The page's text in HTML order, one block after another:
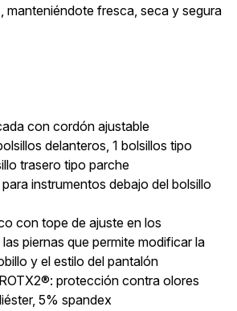
manteniéndote fresca, seca y segura
con cordón ajustable
delanteros, 1 bolsillos tipo
trasero tipo parche
instrumentos debajo del bolsillo
con tope de ajuste en los
piernas que permite modificar la
y el estilo del pantalón
protección contra olores
5% spandex